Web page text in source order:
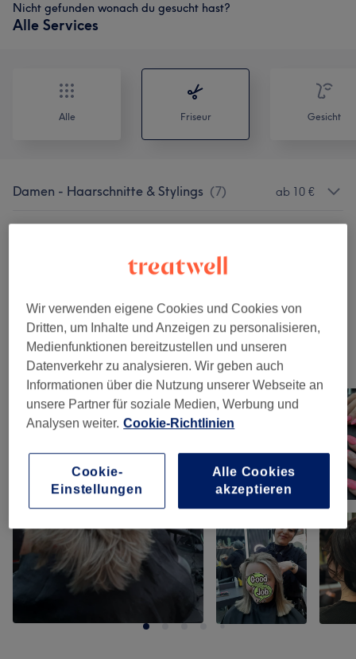
Nicht gefunden wonach du gesucht hast?
Alle Services
Alle Friseur Gesicht
Damen - Haarschnitte & Stylings (7) ab 10 €
Herren - Haarschnitte & Stylings (6
Kinder - Haarschnitte & Stylings (2) ab 12 €
Unsere Arbeit
Bild anklicken für weitere Details
Wir verwenden eigene Cookies und Cookies von
Dritten, um Inhalte und Anzeigen zu personalisieren,
Medienfunktionen bereitzustellen und unseren
Datenverkehr zu analysieren. Wir geben auch
Informationen über die Nutzung unserer Webseite an
unsere Partner für soziale Medien, Werbung und
Analysen weiter. Cookie-Richtlinien
Cookie-
Einstellungen
Alle Cookies
akzeptieren